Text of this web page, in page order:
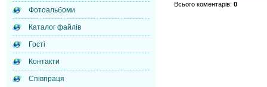
Фотоальбоми
Каталог файлів
Гості
Контакти
Cпівпраця
Всього коментарів: 0